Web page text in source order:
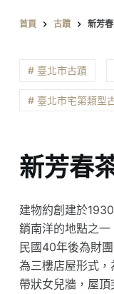
首頁 古蹟 新芳
# 臺北市古蹟
# 臺北市宅第類型
新芳春
建物約創建於
銷南洋的地點之一
民國40年後為財
為三樓店屋形式
帶狀女兒牆，屋